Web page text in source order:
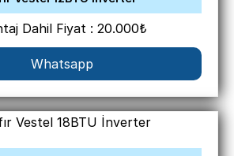
Dahil Fiyat : 20.000₺
Whatsapp